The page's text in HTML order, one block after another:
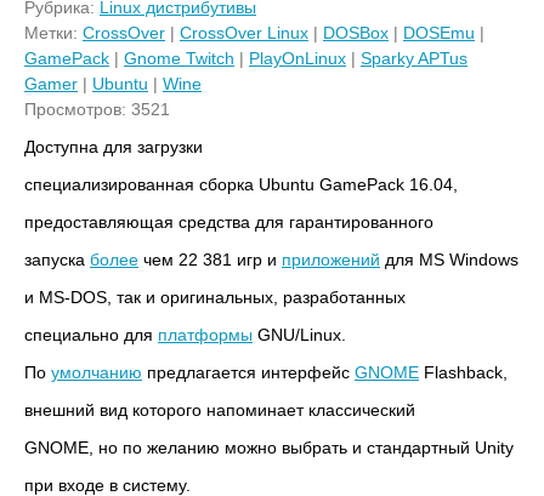
Рубрика: Linux дистрибутивы
Метки: CrossOver | CrossOver Linux | DOSBox | DOSEmu |
GamePack | Gnome Twitch | PlayOnLinux | Sparky APTus
Gamer | Ubuntu | Wine
Просмотров: 3521
Доступна для загрузки
специализированная сборка Ubuntu GamePack 16.04,
предоставляющая средства для гарантированного
запуска более чем 22 381 игр и приложений для MS Windows
и MS-DOS, так и оригинальных, разработанных
специально для платформы GNU/Linux.
По умолчанию предлагается интерфейс GNOME Flashback,
внешний вид которого напоминает классический
GNOME, но по желанию можно выбрать и стандартный Unity
при входе в систему.